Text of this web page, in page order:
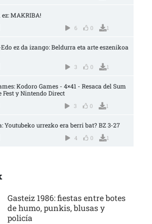
MAKRIBA!
6 0 1
ez da izango: Beldurra eta arte eszenikoa
3 0 1
Kodoro Games - 4×41 - Resaca del Sum
Fest y Nintendo Direct
3 0 1
Youtubeko urrezko era berri bat? BZ 3-27
4 0 1
Gasteiz 1986: fiestas entre botes
de humo, punkis, blusas y
policía